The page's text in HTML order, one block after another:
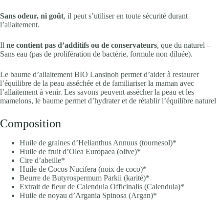
Sans odeur, ni goût, il peut s’utiliser en toute sécurité durant
l’allaitement.
Il ne contient pas d’additifs ou de conservateurs, que du naturel –
Sans eau (pas de prolifération de bactérie, formule non diluée).
Le baume d’allaitement BIO Lansinoh permet d’aider à restaurer
l’équilibre de la peau asséchée et de familiariser la maman avec
l’allaitement à venir. Les savons peuvent assécher la peau et les
mamelons, le baume permet d’hydrater et de rétablir l’équilibre naturel
Composition
Huile de graines d’Helianthus Annuus (tournesol)*
Huile de fruit d’Olea Europaea (olive)*
Cire d’abeille*
Huile de Cocos Nucifera (noix de coco)*
Beurre de Butyrospermum Parkii (karité)*
Extrait de fleur de Calendula Officinalis (Calendula)*
Huile de noyau d’Argania Spinosa (Argan)*